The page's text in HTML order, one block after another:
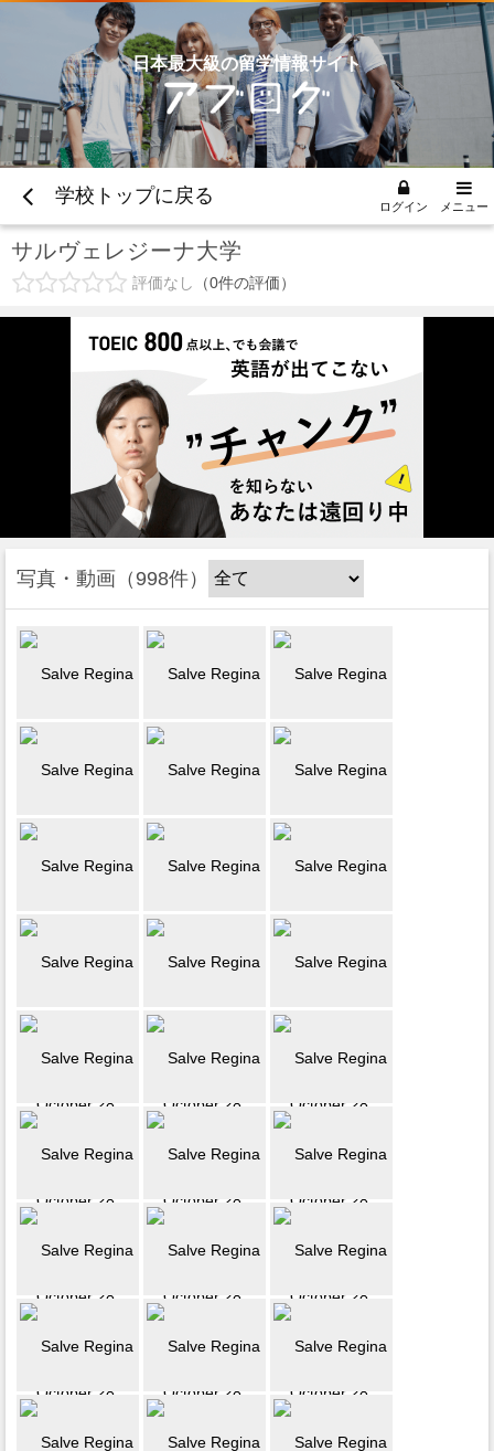
日本最大級の留学情報サイト
学校トップに戻る ログイン メニュー
サルヴェレジーナ大学
評価なし 0件の評価
写真・動画 998件